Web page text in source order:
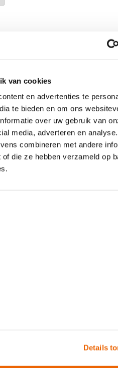
van cookies
en advertenties te
te bieden en om ons
over uw gebruik van
media, adverteren en
combineren met andere
die ze hebben verzameld op
Details